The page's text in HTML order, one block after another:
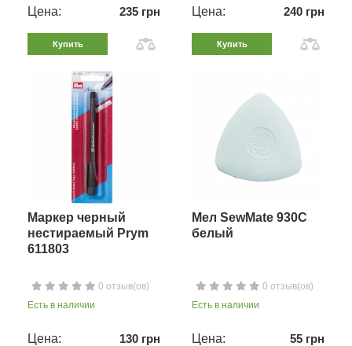
Цена: 235 грн
Купить
Цена: 240 грн
Купить
Маркер черный
нестираемый Prym
611803
0 отзыв(ов)
Есть в наличии
Цена: 130 грн
Мел SewMate 930C
белый
0 отзыв(ов)
Есть в наличии
Цена: 55 грн